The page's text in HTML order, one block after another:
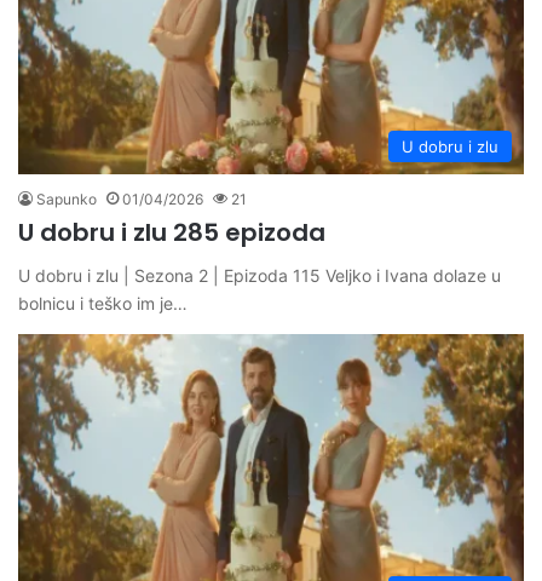
U dobru i zlu
Sapunko 01/04/2026 21
U dobru i zlu 285 epizoda
U dobru i zlu | Sezona 2 | Epizoda 115 Veljko i Ivana dolaze u
bolnicu i teško im je…